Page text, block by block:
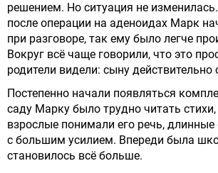
решением. Но ситуация не
после операции на аденоидах Марк
при разговоре, так ему было легче
Вокруг всё чаще говорили, что это
родители видели: сыну действительно
Постепенно начали появляться
саду Марку было трудно читать стихи,
взрослые понимали его речь,
с большим усилием. Впереди была
становилось всё больше.